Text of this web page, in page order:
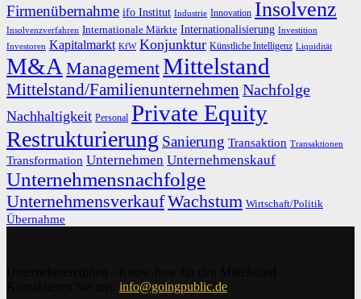
Firmenübernahme ifo Institut Industrie Innovation Insolvenz
Insolvenzverfahren Internationale Märkte Internationalisierung Investition
Investoren Kapitalmarkt KfW Konjunktur Künstliche Intelligenz Liquidität
M&A ManagementMittelstand
Mittelstand/Familienunternehmen Nachfolge
Nachhaltigkeit Personal Private Equity
Restrukturierung Sanierung Transaktion Transaktionen
Transformation Unternehmen Unternehmenskauf
Unternehmensnachfolge
UnternehmensverkaufWachstum Wirtschaft/Politik
Übernahme
info@goingpublic.de